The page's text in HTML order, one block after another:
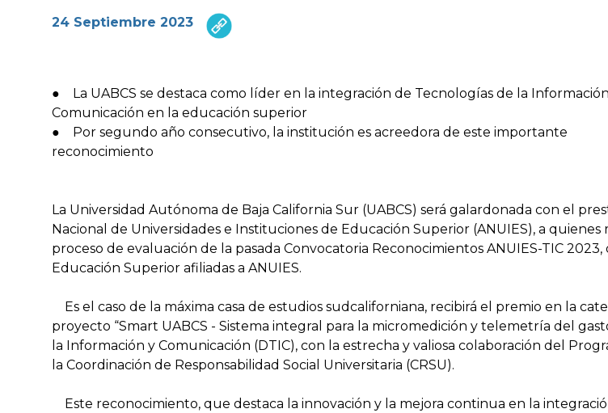
24 Septiembre 2023
● La UABCS se destaca como líder en la integración de Tecnologías de la
Comunicación en la educación superior
● Por segundo año consecutivo, la institución es acreedora de este importante
reconocimiento
La Universidad Autónoma de Baja California Sur (UABCS) será galardonada con el
Nacional de Universidades e Instituciones de Educación Superior (ANUIES), a
proceso de evaluación de la pasada Convocatoria Reconocimientos ANUIES-TIC
Educación Superior afiliadas a ANUIES.
Es el caso de la máxima casa de estudios sudcaliforniana, recibirá el premio en la
proyecto “Smart UABCS - Sistema integral para la micromedición y telemetría del
la Información y Comunicación (DTIC), con la estrecha y valiosa colaboración del
la Coordinación de Responsabilidad Social Universitaria (CRSU).
Este reconocimiento, que destaca la innovación y la mejora continua en la